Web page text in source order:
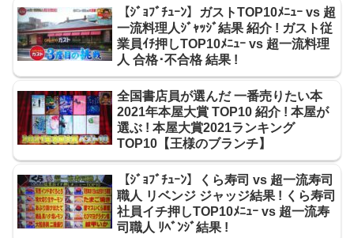
【ｼﾞｮﾌﾞﾁｭｰﾝ】ガストTOP10ﾒﾆｭｰ vs 超
一流料理人ｼﾞｬｯｼﾞ結果 紹介 ! ガスト従
業員ｲﾁ押しTOP10ﾒﾆｭｰ vs 超一流料理
人 合格･不合格 結果 !
全国書店員が選んだ 一番売りたい本
2021年本屋大賞 TOP10 紹介 ! 本屋が
選ぶ ! 本屋大賞2021ランキング
TOP10【王様のブランチ】
【ｼﾞｮﾌﾞﾁｭｰﾝ】くら寿司 vs 超一流寿司
職人 リベンジ ジャッジ結果 ! くら寿司
社員イチ押しTOP10ﾒﾆｭｰ vs 超一流寿
司職人 ﾘﾍﾞﾝｼﾞ結果 !